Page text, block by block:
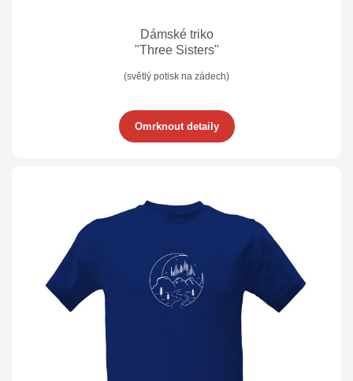
Dámské triko
"Three Sisters"
(světlý potisk na zádech)
Omrknout detaily